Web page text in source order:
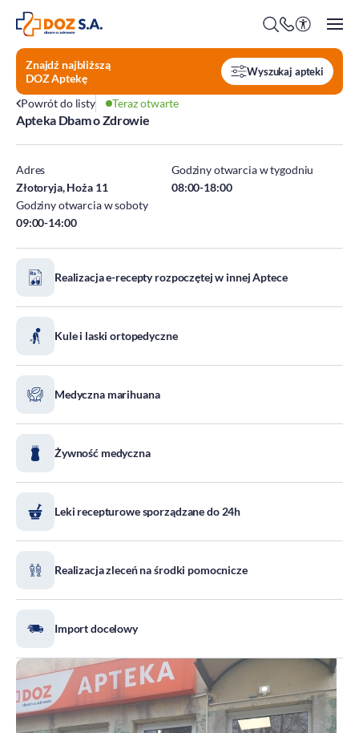
O firmie
Praca w Centrali
ESG
Środowisko
Społeczeństwo
Standardy Ochrony Małoletnich
Tradycja aptekarstwa
Kodeks Etyki
Do pobrania
Dla akcjonariuszy
Znajdź najbliższą
DOZ Aptekę
Wyszukaj apteki
Powrót do listy Teraz otwarte
Apteka Dbam o Zdrowie
Adres
Złotoryja, Hoża 11
Godziny otwarcia w tygodniu
08:00-18:00
Godziny otwarcia w soboty
09:00-14:00
Realizacja e-recepty rozpoczętej w innej Aptece
Kule i laski ortopedyczne
Medyczna marihuana
Żywność medyczna
Leki recepturowe sporządzane do 24h
Realizacja zleceń na środki pomocnicze
Import docelowy